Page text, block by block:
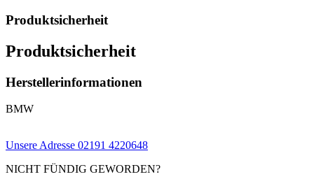
Produktsicherheit
Produktsicherheit
Herstellerinformationen
BMW
Unsere Adresse 02191 4220648
NICHT FÜNDIG GEWORDEN?